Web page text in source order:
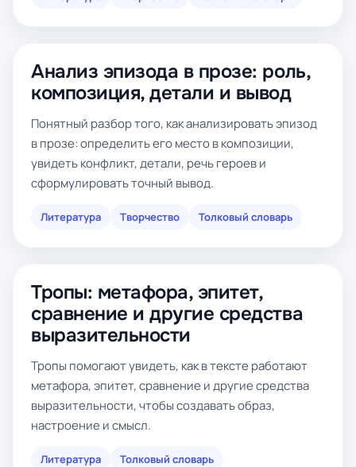
Анализ эпизода в прозе: роль,
композиция, детали и вывод
Понятный разбор того, как анализировать эпизод
в прозе: определить его место в композиции,
увидеть конфликт, детали, речь героев и
сформулировать точный вывод.
Литература Творчество Толковый словарь
Тропы: метафора, эпитет,
сравнение и другие средства
выразительности
Тропы помогают увидеть, как в тексте работают
метафора, эпитет, сравнение и другие средства
выразительности, чтобы создавать образ,
настроение и смысл.
Литература Толковый словарь